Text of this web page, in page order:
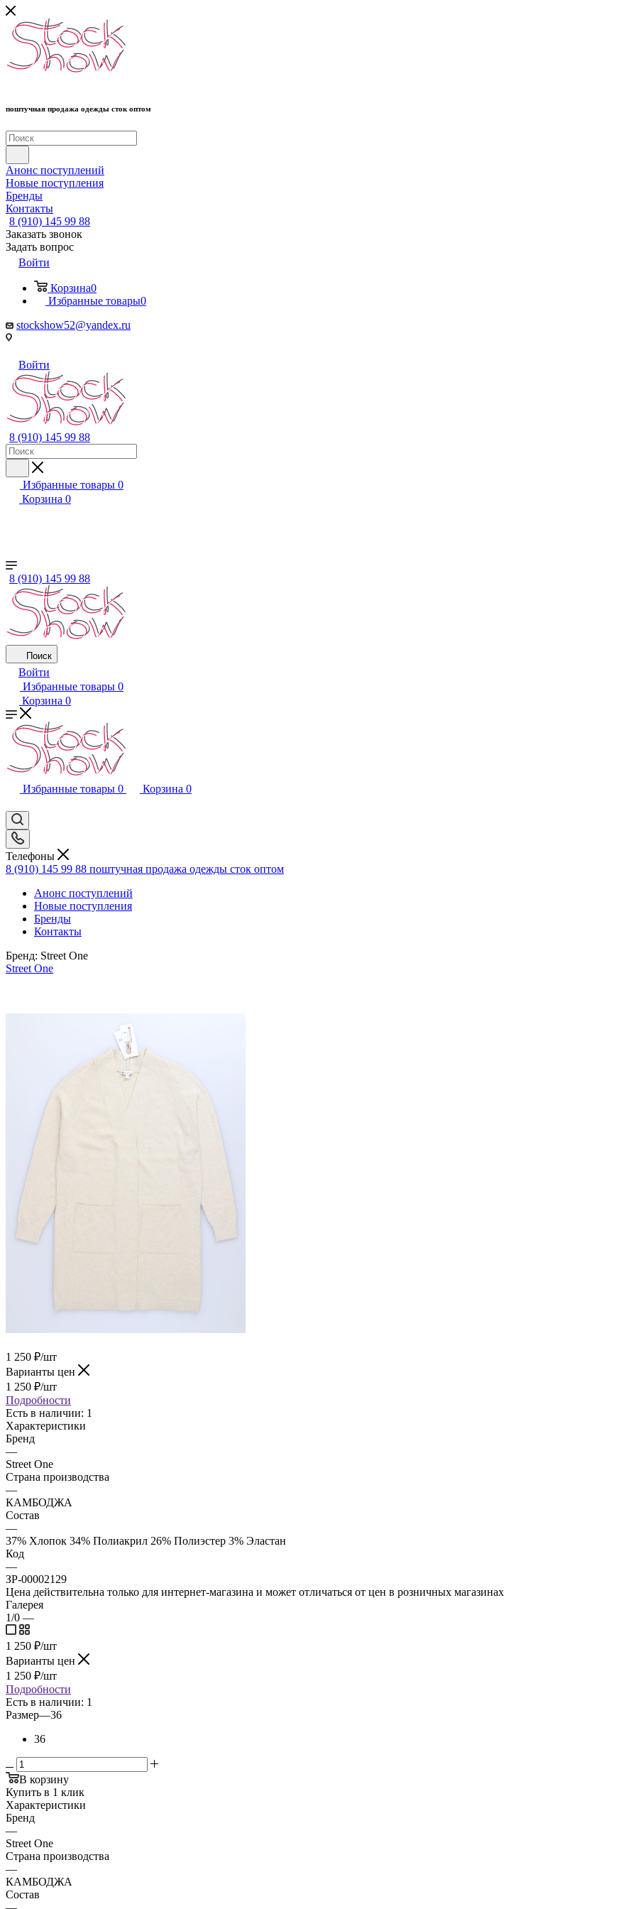
поштучная продажа одежды сток оптом
Анонс поступлений
Новые поступления
Бренды
Контакты
8 (910) 145 99 88
Заказать звонок
Задать вопрос
Войти
Корзина0
Избранные товары0
stockshow52@yandex.ru
Войти
8 (910) 145 99 88
Избранные товары 0
Корзина 0
8 (910) 145 99 88
Поиск
Войти
Избранные товары 0
Корзина 0
Избранные товары 0 Корзина 0
Телефоны
8 (910) 145 99 88 поштучная продажа одежды сток оптом
Анонс поступлений
Новые поступления
Бренды
Контакты
Бренд: Street One
Street One
1 250 ₽/шт
Варианты цен
1 250 ₽/шт
Подробности
Есть в наличии: 1
Характеристики
Бренд
—
Street One
Страна производства
—
КАМБОДЖА
Состав
—
37% Хлопок 34% Полиакрил 26% Полиэстер 3% Эластан
Код
—
ЗР-00002129
Цена действительна только для интернет-магазина и может отличаться от цен в розничных магазинах
Галерея
1/0 —
1 250 ₽/шт
Варианты цен
1 250 ₽/шт
Подробности
Есть в наличии: 1
Размер—36
36
В корзину
Купить в 1 клик
Характеристики
Бренд
—
Street One
Страна производства
—
КАМБОДЖА
Состав